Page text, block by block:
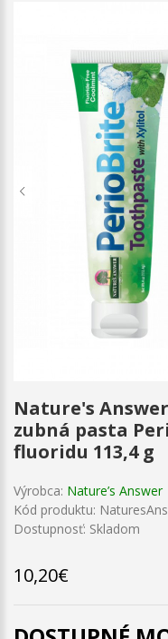
Nature's
zubná pasta
fluoridu 113,4 g
Výrobca: Nature’s Answer
Kód produktu:
Dostupnosť: Skladom
10,20€